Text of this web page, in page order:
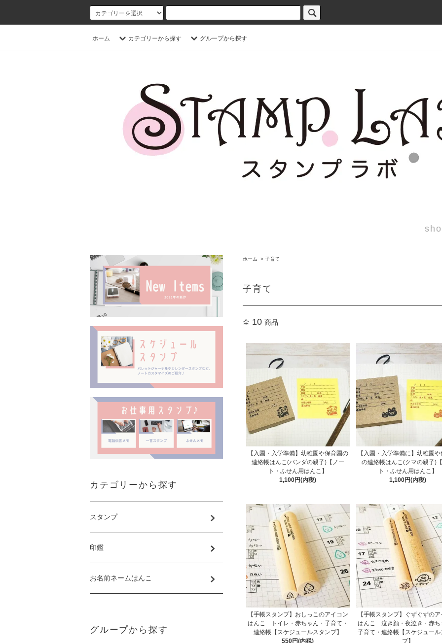
ホーム カテゴリーから探す グループから探す
ホーム > 子育て
子育て
全 10 商品
【入園・入学準備】幼稚園や保育園の
連絡帳はんこ(パンダの親子)【ノー
ト・ふせん用はんこ】
1,100円(内税)
【入園・入学準備に】幼稚園や
の連絡帳はんこ(クマの親子)
ト・ふせん用はんこ】
1,100円(内税)
【手帳スタンプ】おしっこのアイコン
はんこ トイレ・赤ちゃん・子育て・
連絡帳【スケジュールスタンプ】
550円(内税)
【手帳スタンプ】ぐずぐずの
はんこ 泣き顔・夜泣き・赤ち
子育て・連絡帳【スケジュール
プ】
カテゴリーから探す
スタンプ
印鑑
お名前ネームはんこ
グループから探す